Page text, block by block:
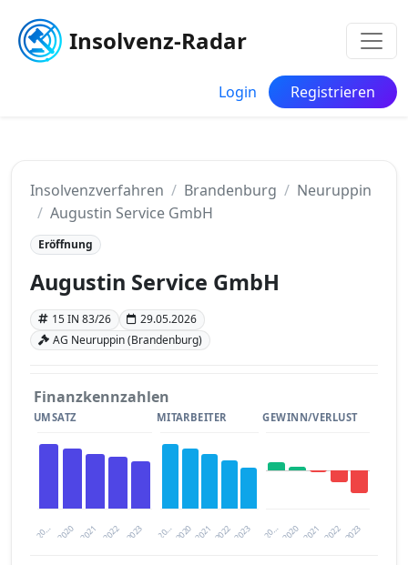
Insolvenz-Radar
Login Registrieren
Insolvenzverfahren Brandenburg
Neuruppin
Augustin Service GmbH
Eröffnung
Augustin Service GmbH
15 IN 83/26
29.05.2026
AG Neuruppin (Brandenburg)
Finanzkennzahlen
UMSATZ
20… 2021 2023
2020 2022
MITARBEITER
20… 2021 2023
2020 2022
GEWINN/VERLUST
20… 2021 2023
2020 2022